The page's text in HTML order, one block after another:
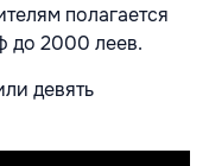
полагается
до 2000 леев.
девять